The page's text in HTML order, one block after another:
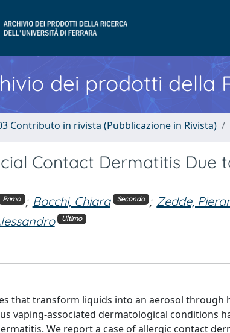
dei prodotti della
Contributo in rivista (Pubblicazione in Rivista)
Contact Dermatitis Due
Primo ; Bocchi, Chiara Secondo ; Zedde,
Ultimo
that transform liquids into an aerosol through
vaping-associated dermatological conditions
We report a case of allergic contact